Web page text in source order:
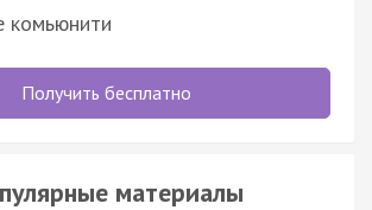
комьюнити
Получить бесплатно
материалы